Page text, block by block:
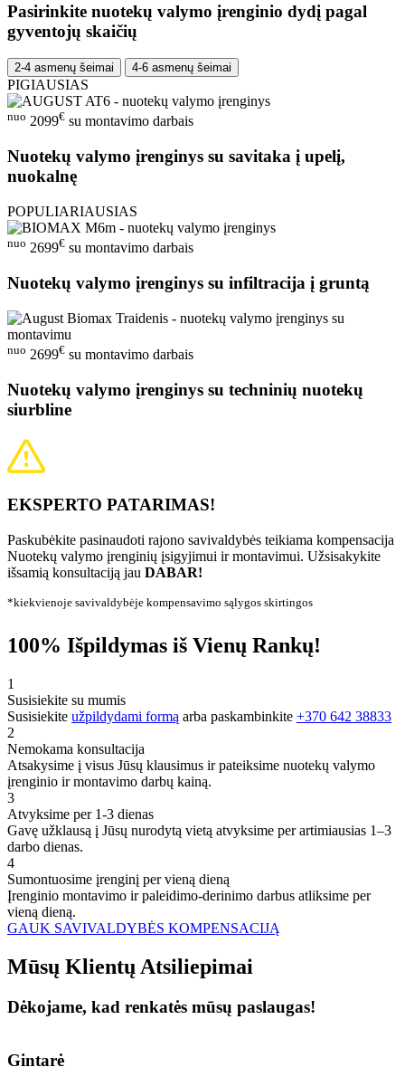
Pasirinkite nuotekų valymo įrenginio dydį pagal
gyventojų skaičių
2-4 asmenų šeimai 4-6 asmenų šeimai
PIGIAUSIAS
nuo 2099€ su montavimo darbais
Nuotekų valymo įrenginys su savitaka į upelį,
nuokalnę
POPULIARIAUSIAS
nuo 2699€ su montavimo darbais
Nuotekų valymo įrenginys su infiltracija į gruntą
nuo 2699€ su montavimo darbais
Nuotekų valymo įrenginys su techninių nuotekų
siurbline
EKSPERTO PATARIMAS!
Paskubėkite pasinaudoti rajono savivaldybės teikiama kompensacija
Nuotekų valymo įrenginių įsigyjimui ir montavimui. Užsisakykite
išsamią konsultaciją jau DABAR!
*kiekvienoje savivaldybėje kompensavimo sąlygos skirtingos
100% Išpildymas iš Vienų Rankų!
1
Susisiekite su mumis
Susisiekite užpildydami formą arba paskambinkite +370 642 38833
2
Nemokama konsultacija
Atsakysime į visus Jūsų klausimus ir pateiksime nuotekų valymo
įrenginio ir montavimo darbų kainą.
3
Atvyksime per 1-3 dienas
Gavę užklausą į Jūsų nurodytą vietą atvyksime per artimiausias 1–3
darbo dienas.
4
Sumontuosime įrenginį per vieną dieną
Įrenginio montavimo ir paleidimo-derinimo darbus atliksime per
vieną dieną.
GAUK SAVIVALDYBĖS KOMPENSACIJĄ
Mūsų Klientų Atsiliepimai
Dėkojame, kad renkatės mūsų paslaugas!
Gintarė